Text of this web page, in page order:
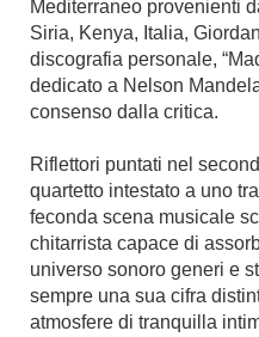
Mediterraneo provenienti
Siria, Kenya, Italia,
discografia personale,
dedicato a Nelson
consenso dalla critica.
Riflettori puntati nel
quartetto intestato a uno
feconda scena musicale
chitarrista capace di
universo sonoro generi e
sempre una sua cifra
atmosfere di tranquilla